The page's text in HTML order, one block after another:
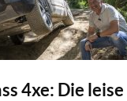
4xe: Die leise